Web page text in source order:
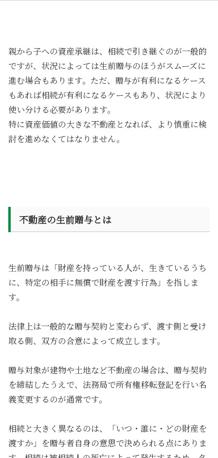
親から子への資産承継は、相続で引き継ぐのが一般的
ですが、状況によっては生前贈与のほうがスムーズに
進む場合もあります。ただ、贈与が有利になるケース
もあれば相続が有利になるケースもあり、状況により
使い分ける必要があります。
特に資産価値の大きな不動産となれば、より慎重に検
討を進めなくてはなりません。
不動産の生前贈与とは
生前贈与は「財産を持っている人が、生きているうち
に、特定の相手に無償で財産を渡す行為」を指しま
す。
法律上は一般的な贈与契約と変わらず、渡す側と受け
取る側、双方の合意によって成立します。
贈与対象が建物や土地など不動産の場合は、贈与契約
を締結したうえで、法務局で所有権移転登記を行い名
義変更するのが通常です。
相続と大きく異なるのは、「いつ・誰に・どの財産を
渡すか」を贈与者自身の意思で決められる点にありま